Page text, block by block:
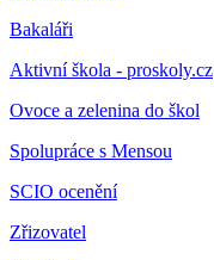
Bakaláři
Aktivní škola - proskoly.cz
Ovoce a zelenina do škol
Spolupráce s Mensou
SCIO ocenění
Zřizovatel